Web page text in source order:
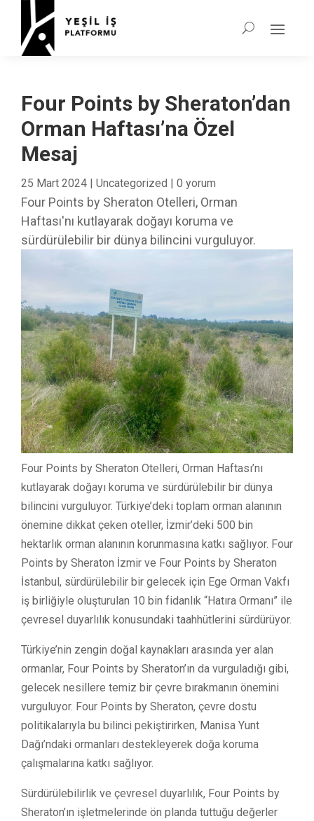
Four Points by Sheraton’dan
Orman Haftası’na Özel
Mesaj
25 Mart 2024 | Uncategorized | 0 yorum
Four Points by Sheraton Otelleri, Orman
Haftası'nı kutlayarak doğayı koruma ve
sürdürülebilir bir dünya bilincini vurguluyor.
Four Points by Sheraton Otelleri, Orman Haftası’nı
kutlayarak doğayı koruma ve sürdürülebilir bir dünya
bilincini vurguluyor. Türkiye’deki toplam orman alanının
önemine dikkat çeken oteller, İzmir’deki 500 bin
hektarlık orman alanının korunmasına katkı sağlıyor. Four
Points by Sheraton İzmir ve Four Points by Sheraton
İstanbul, sürdürülebilir bir gelecek için Ege Orman Vakfı
iş birliğiyle oluşturulan 10 bin fidanlık “Hatıra Ormanı” ile
çevresel duyarlılık konusundaki taahhütlerini sürdürüyor.
Türkiye’nin zengin doğal kaynakları arasında yer alan
ormanlar, Four Points by Sheraton’ın da vurguladığı gibi,
gelecek nesillere temiz bir çevre bırakmanın önemini
vurguluyor. Four Points by Sheraton, çevre dostu
politikalarıyla bu bilinci pekiştirirken, Manisa Yunt
Dağı’ndaki ormanları destekleyerek doğa koruma
çalışmalarına katkı sağlıyor.
Sürdürülebilirlik ve çevresel duyarlılık, Four Points by
Sheraton’ın işletmelerinde ön planda tuttuğu değerler